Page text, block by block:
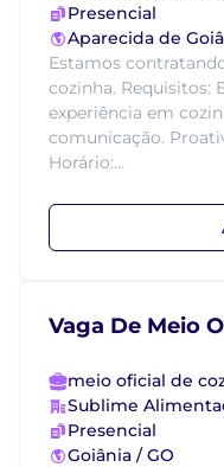
Presencial
Aparecida de
Estamos
cozinha. Requisitos:
experiência em
comunicação.
Horário:...
Vaga De Meio
meio oficial de
Sublime
Presencial
Goiânia / GO